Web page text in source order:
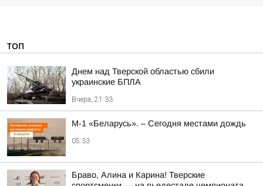
ТОП
Днем над Тверской областью сбили
украинские БПЛА
Вчера, 21:33
М-1 «Беларусь». – Сегодня местами дождь
05:33
Браво, Алина и Карина! Тверские